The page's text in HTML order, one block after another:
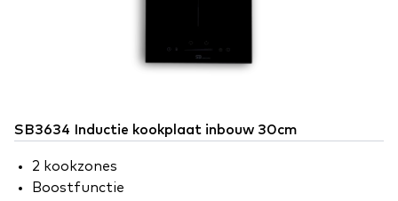
SB3634 Inductie kookplaat inbouw 30cm
2 kookzones
Boostfunctie